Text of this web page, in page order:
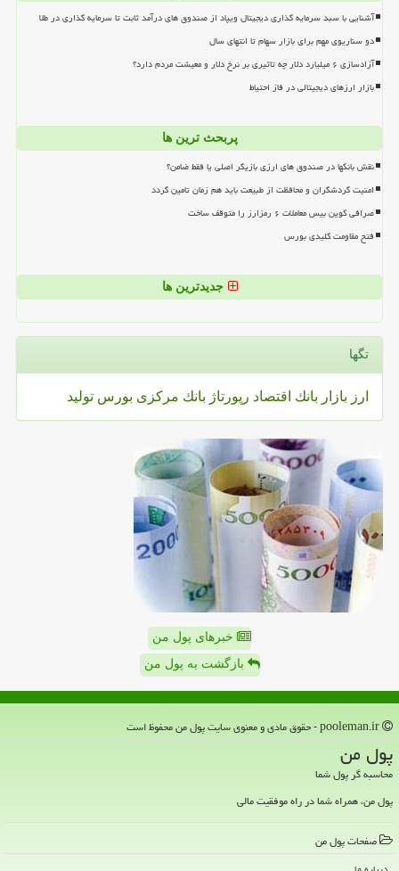
آشنایی با سبد سرمایه گذاری دیجیتال ویپاد از صندوق های درآمد ثابت تا سرمایه گذاری در طلا
دو سناریوی مهم برای بازار سهام تا انتهای سال
آزادسازی ۶ میلیارد دلار چه تاثیری بر نرخ دلار و معیشت مردم دارد؟
بازار ارزهای دیجیتالی در فاز احتیاط
پربحث ترین ها
نقش بانکها در صندوق های ارزی بازیگر اصلی یا فقط ضامن؟
امنیت گردشگران و محافظت از طبیعت باید هم زمان تامین گردد
صرافی کوین بیس معاملات ۶ رمزارز را متوقف ساخت
فتح مقاومت کلیدی بورس
جدیدترین ها
تگها
ارز بازار بانك اقتصاد رپورتاژ بانك مركزی بورس تولید
خبرهای پول من
بازگشت به پول من
پول من
محاسبه گر پول شما
پول من، همراه شما در راه موفقیت مالی
صفحات پول من